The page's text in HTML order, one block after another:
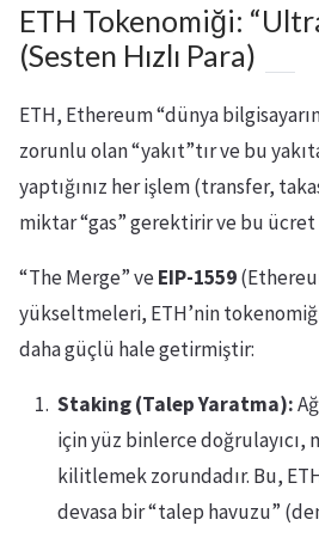
ETH Tokenomiği:
(Sesten Hızlı Para)
ETH, Ethereum “dünya
zorunlu olan “yakıt”tır ve bu
yaptığınız her işlem (transfer,
miktar “gas” gerektirir ve bu ücret
“The Merge” veEIP-1559
yükseltmeleri, ETH’nin
daha güçlü hale getirmiştir:
Staking (Talep Yaratma):
için yüz binlerce doğrulayıcı,
kilitlemek zorundadır. Bu,
devasa bir “talep havuzu”